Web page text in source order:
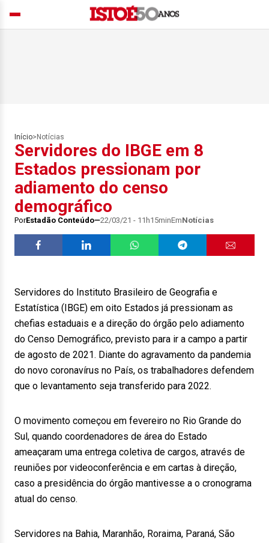
Início> Notícias
Servidores do IBGE em 8
Estados pressionam por
adiamento do censo
demográfico
PorEstadão Conteúdo 22/03/21 - 11h15minEmNotícias
Servidores do Instituto Brasileiro de Geografia e
Estatística (IBGE) em oito Estados já pressionam as
chefias estaduais e a direção do órgão pelo adiamento
do Censo Demográfico, previsto para ir a campo a partir
de agosto de 2021. Diante do agravamento da pandemia
do novo coronavírus no País, os trabalhadores defendem
que o levantamento seja transferido para 2022.
O movimento começou em fevereiro no Rio Grande do
Sul, quando coordenadores de área do Estado
ameaçaram uma entrega coletiva de cargos, através de
reuniões por videoconferência e em cartas à direção,
caso a presidência do órgão mantivesse a o cronograma
atual do censo.
Servidores na Bahia, Maranhão, Roraima, Paraná, São